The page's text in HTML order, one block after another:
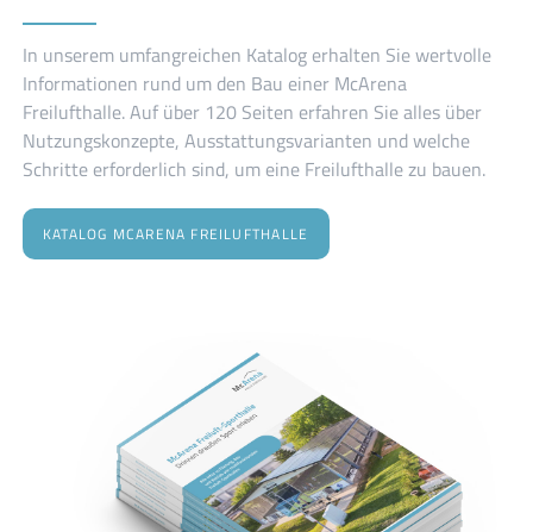
In unserem umfangreichen Katalog erhalten Sie wertvolle
Informationen rund um den Bau einer McArena
Freilufthalle. Auf über 120 Seiten erfahren Sie alles über
Nutzungskonzepte, Ausstattungsvarianten und welche
Schritte erforderlich sind, um eine Freilufthalle zu bauen.
KATALOG MCARENA FREILUFTHALLE